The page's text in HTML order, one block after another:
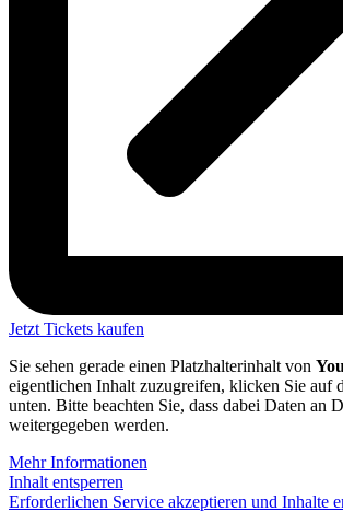
Jetzt Tickets kaufen
Sie sehen gerade einen Platzhalterinhalt von
eigentlichen Inhalt zuzugreifen, klicken Sie auf
unten. Bitte beachten Sie, dass dabei Daten an
weitergegeben werden.
Mehr Informationen
Inhalt entsperren
Erforderlichen Service akzeptieren und Inhalte